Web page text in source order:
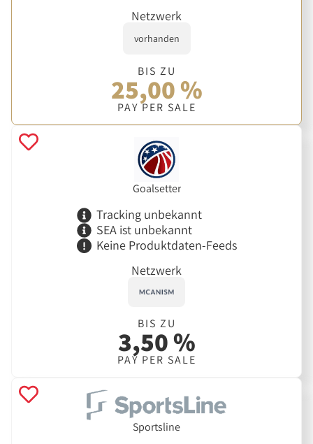
Netzwerk
vorhanden
BIS ZU
25,00 %
PAY PER SALE
Goalsetter
Tracking unbekannt
SEA ist unbekannt
Keine Produktdaten-Feeds
Netzwerk
BIS ZU
3,50 %
PAY PER SALE
Sportsline